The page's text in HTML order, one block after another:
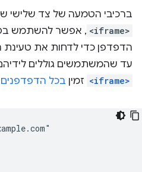
ברכיבי הטמעה של צד שלישי
<iframe> , אפשר להשתמש
עד שהמשתמשים גוללים
<iframe> זמין בכל הדפדפנים